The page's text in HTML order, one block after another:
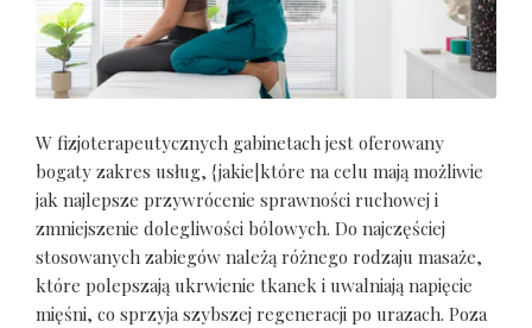
W fizjoterapeutycznych gabinetach jest oferowany
bogaty zakres usług, {jakie|które na celu mają możliwie
jak najlepsze przywrócenie sprawności ruchowej i
zmniejszenie dolegliwości bólowych. Do najczęściej
stosowanych zabiegów należą różnego rodzaju masaże,
które polepszają ukrwienie tkanek i uwalniają napięcie
mięśni, co sprzyja szybszej regeneracji po urazach. Poza